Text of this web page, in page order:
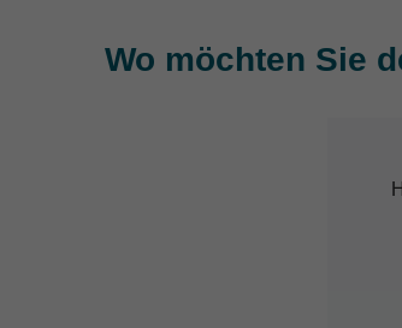
Wo möchten Sie